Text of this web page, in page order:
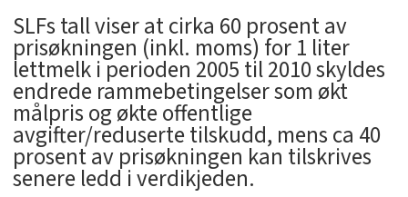
SLFs tall viser at cirka 60 prosent av
prisøkningen (inkl. moms) for 1 liter
lettmelk i perioden 2005 til 2010 skyldes
endrede rammebetingelser som økt
målpris og økte offentlige
avgifter/reduserte tilskudd, mens ca 40
prosent av prisøkningen kan tilskrives
senere ledd i verdikjeden.